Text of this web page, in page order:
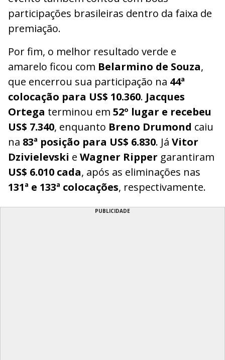
participações brasileiras dentro da faixa de
premiação.
Por fim, o melhor resultado verde e
amarelo ficou com Belarmino de Souza,
que encerrou sua participação na 44ª
colocação para US$ 10.360. Jacques
Ortega terminou em 52º lugar e recebeu
US$ 7.340, enquanto Breno Drumond caiu
na 83ª posição para US$ 6.830. Já Vitor
Dzivielevski e Wagner Ripper garantiram
US$ 6.010 cada, após as eliminações nas
131ª e 133ª colocações, respectivamente.
PUBLICIDADE